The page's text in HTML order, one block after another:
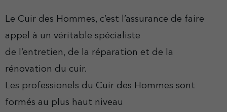
Le Cuir des Hommes, c’est l’assurance de faire
appel à un véritable spécialiste
de l’entretien, de la réparation et de la
rénovation du cuir.
Les professionels du Cuir des Hommes sont
formés au plus haut niveau